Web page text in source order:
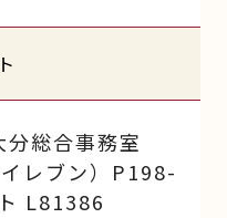
総合事務室
レブン）P198-
L81386